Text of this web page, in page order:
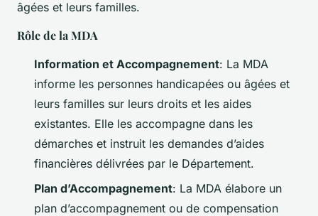
âgées et leurs familles.
Rôle de la MDA
Information et Accompagnement: La MDA
informe les personnes handicapées ou âgées et
leurs familles sur leurs droits et les aides
existantes. Elle les accompagne dans les
démarches et instruit les demandes d’aides
financières délivrées par le Département.
Plan d’Accompagnement: La MDA élabore un
plan d’accompagnement ou de compensation